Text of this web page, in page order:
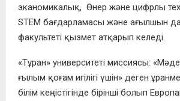
эканомикалық, Өнер және цифрлы
STEM бағдарламасы және ағылшын
факультеті қызмет атқарып келеді.
«Тұран» университеті миссиясы:
ғылым қоғам игілігі үшін» деген
білім кеңістігінде бірінші болып